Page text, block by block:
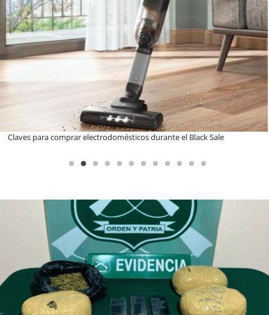
A dos años de la Ley Karin: especialistas afirman que el desafío es